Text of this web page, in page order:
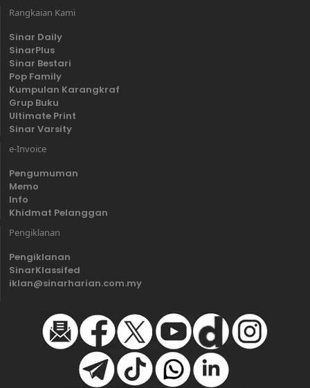
Rangkaian Kami
Sinar Daily
SinarPlus
Sinar Bestari
Pop Family
Kumpulan Karangkraf
Grup Buku
Ultimate Print
Sinar Varsity
e-Invoice
Pengumuman
Memo
Info
Khidmat Pelanggan
Pengiklanan
Pengiklanan
SinarKlassifed
iklan@sinarharian.com.my